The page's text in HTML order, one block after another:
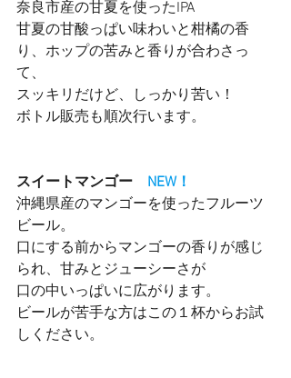
奈良市産の甘夏を使ったIPA
甘夏の甘酸っぱい味わいと柑橘の香
り、ホップの苦みと香りが合わさっ
て、
スッキリだけど、しっかり苦い！
ボトル販売も順次行います。
スイートマンゴー NEW！
沖縄県産のマンゴーを使ったフルーツ
ビール。
口にする前からマンゴーの香りが感じ
られ、甘みとジューシーさが
口の中いっぱいに広がります。
ビールが苦手な方はこの１杯からお試
しください。